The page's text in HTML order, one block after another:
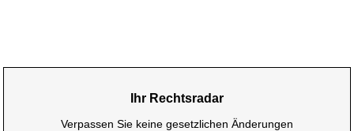
Ihr Rechtsradar
Verpassen Sie keine gesetzlichen Änderungen